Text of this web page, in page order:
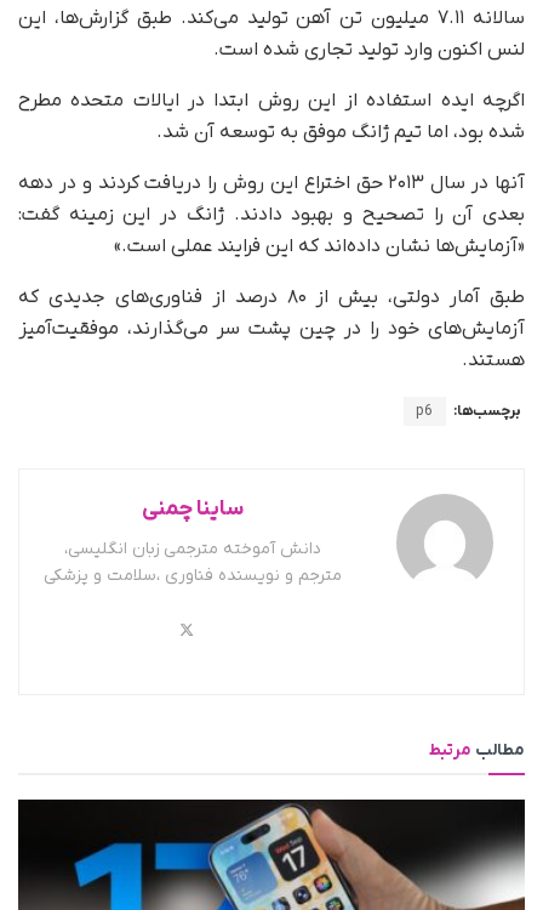
سالانه ۷.۱۱ میلیون تن آهن تولید می‌کند. طبق گزارش‌ها، این
لنس اکنون وارد تولید تجاری شده است.
اگرچه ایده استفاده از این روش ابتدا در ایالات متحده مطرح
شده بود، اما تیم ژانگ موفق به توسعه آن شد.
آنها در سال ۲۰۱۳ حق اختراع این روش را دریافت کردند و در دهه
بعدی آن را تصحیح و بهبود دادند. ژانگ در این زمینه گفت:
«آزمایش‌ها نشان داده‌اند که این فرایند عملی است.»
طبق آمار دولتی، بیش از ۸۰ درصد از فناوری‌های جدیدی که
آزمایش‌های خود را در چین پشت سر می‌گذارند، موفقیت‌آمیز
هستند.
برچسب‌ها: p6
ساینا چمنی
دانش آموخته مترجمی زبان انگلیسی،
مترجم و نویسنده فناوری ،سلامت و پزشکی
مطالب مرتبط